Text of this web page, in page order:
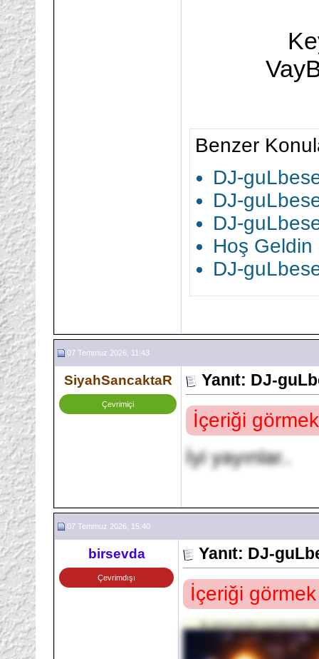
Benzer
DJ-
DJ-
DJ-
Hoş
DJ-
07 Temmuz 2026, 11:43
SiyahSancaktaR
Çevrimiçi
Yanıt: DJ-
İçeriği
İyi yayınlar..
07 Temmuz 2026, 15:40
birsevda
Çevrimdışı
Yanıt: DJ-
İçeriği
Bu görsel yeniden boyutlandırıldı.